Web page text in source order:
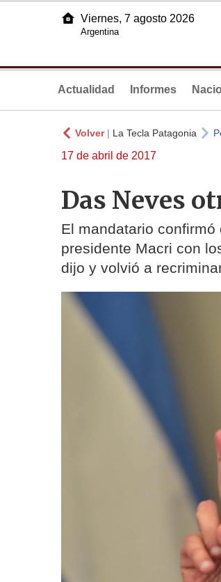
Viernes, 7 agosto 2026
Argentina
Actualidad Informes
Volver| La Tecla Patagonia
17 de abril de 2017
Das Neves
El mandatario
presidente Macri con
dijo y volvió a